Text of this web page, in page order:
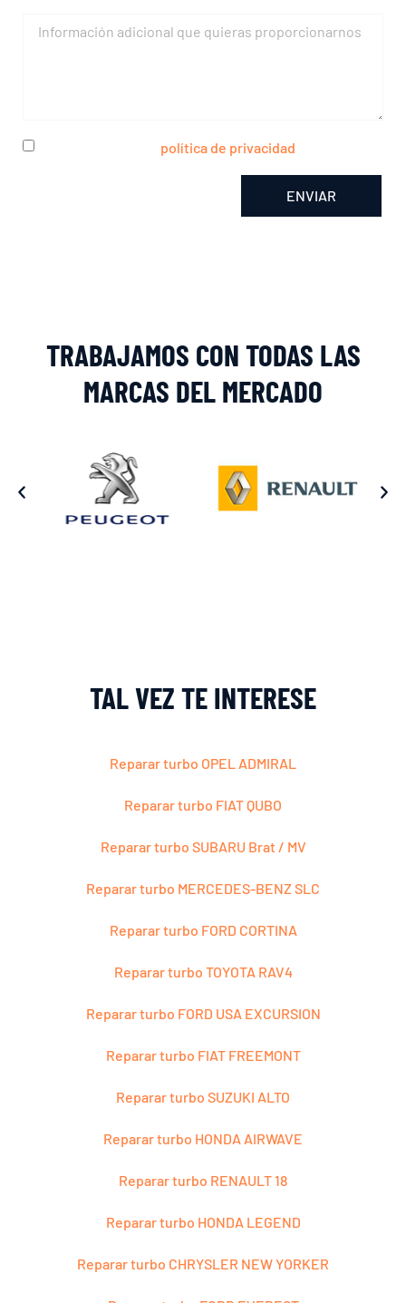
política de privacidad
ENVIAR
TRABAJAMOS CON TODAS LAS
MARCAS DEL MERCADO
TAL VEZ TE INTERESE
Reparar turbo OPEL ADMIRAL
Reparar turbo FIAT QUBO
Reparar turbo SUBARU Brat / MV
Reparar turbo MERCEDES-BENZ SLC
Reparar turbo FORD CORTINA
Reparar turbo TOYOTA RAV4
Reparar turbo FORD USA EXCURSION
Reparar turbo FIAT FREEMONT
Reparar turbo SUZUKI ALTO
Reparar turbo HONDA AIRWAVE
Reparar turbo RENAULT 18
Reparar turbo HONDA LEGEND
Reparar turbo CHRYSLER NEW YORKER